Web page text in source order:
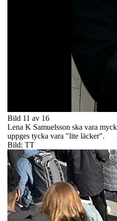
Bild 11 av 16
Lena K Samuelsson ska vara
uppges tycka vara "lite läcker".
Bild: TT